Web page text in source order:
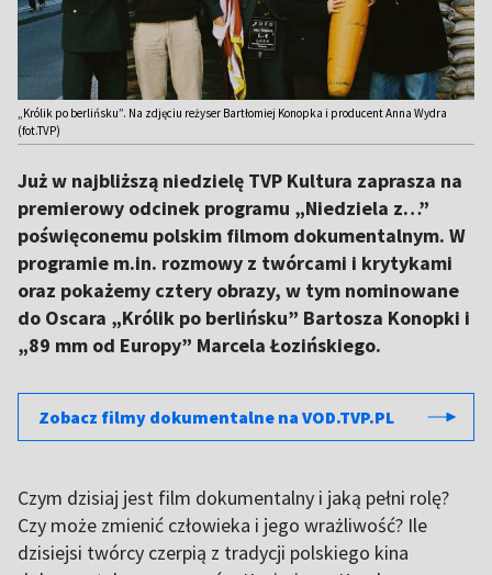
„Królik po berlińsku”. Na zdjęciu reżyser Bartłomiej Konopka i producent Anna Wydra
(fot.TVP)
Już w najbliższą niedzielę TVP Kultura zaprasza na
premierowy odcinek programu „Niedziela z…”
poświęconemu polskim filmom dokumentalnym. W
programie m.in. rozmowy z twórcami i krytykami
oraz pokażemy cztery obrazy, w tym nominowane
do Oscara „Królik po berlińsku” Bartosza Konopki i
„89 mm od Europy” Marcela Łozińskiego.
Zobacz filmy dokumentalne na VOD.TVP.PL
Czym dzisiaj jest film dokumentalny i jaką pełni rolę?
Czy może zmienić człowieka i jego wrażliwość? Ile
dzisiejsi twórcy czerpią z tradycji polskiego kina